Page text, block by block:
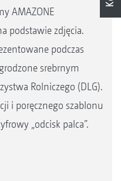
AMAZONE
podstawie zdjęcia.
podczas
srebrnym
Rolniczego (DLG).
i poręcznego szablonu
„odcisk palca”.